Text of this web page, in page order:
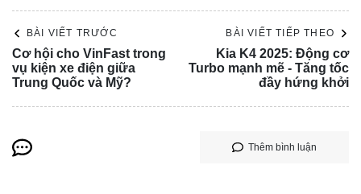
Việc giải quyết vấn đề "đĩa mẻ" đang là bài toán nan giải
BÀI VIẾT TRƯỚC
Cơ hội cho VinFast trong
vụ kiện xe điện giữa
Trung Quốc và Mỹ?
BÀI VIẾT TIẾP THEO
Kia K4 2025: Động cơ
Turbo mạnh mẽ - Tăng tốc
đầy hứng khởi
Thêm bình luận